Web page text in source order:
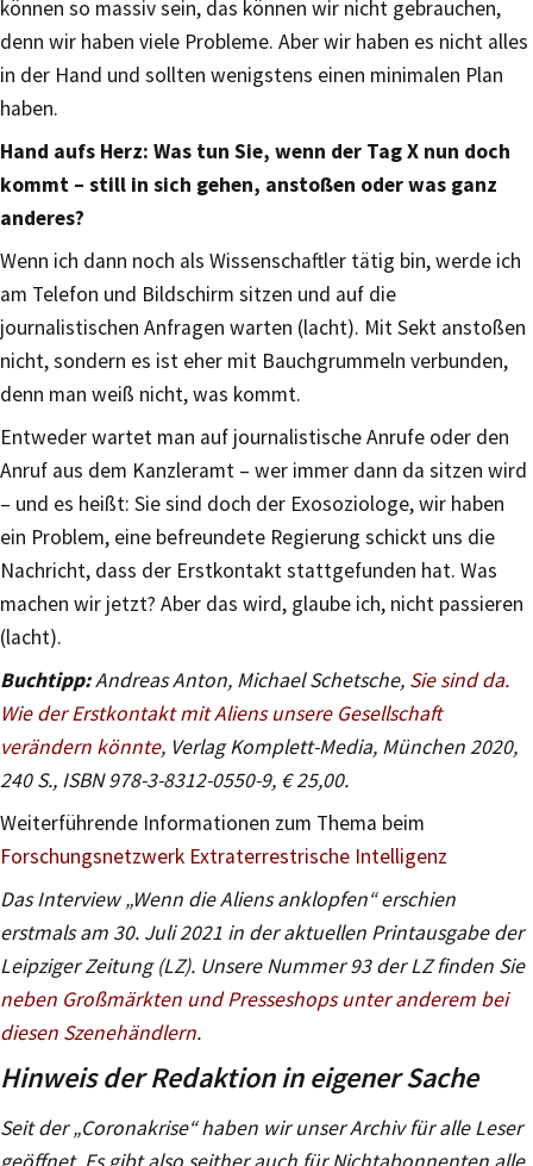
können so massiv sein, das können wir nicht gebrauchen,
denn wir haben viele Probleme. Aber wir haben es nicht alles
in der Hand und sollten wenigstens einen minimalen Plan
haben.
Hand aufs Herz: Was tun Sie, wenn der Tag X nun doch
kommt – still in sich gehen, anstoßen oder was ganz
anderes?
Wenn ich dann noch als Wissenschaftler tätig bin, werde ich
am Telefon und Bildschirm sitzen und auf die
journalistischen Anfragen warten (lacht). Mit Sekt anstoßen
nicht, sondern es ist eher mit Bauchgrummeln verbunden,
denn man weiß nicht, was kommt.
Entweder wartet man auf journalistische Anrufe oder den
Anruf aus dem Kanzleramt – wer immer dann da sitzen wird
– und es heißt: Sie sind doch der Exosoziologe, wir haben
ein Problem, eine befreundete Regierung schickt uns die
Nachricht, dass der Erstkontakt stattgefunden hat. Was
machen wir jetzt? Aber das wird, glaube ich, nicht passieren
(lacht).
Buchtipp:Andreas Anton, Michael Schetsche, Sie sind da.
Wie der Erstkontakt mit Aliens unsere Gesellschaft
verändern könnte, Verlag Komplett-Media, München 2020,
240 S., ISBN 978-3-8312-0550-9, € 25,00.
Weiterführende Informationen zum Thema beim
Forschungsnetzwerk Extraterrestrische Intelligenz
Das Interview „Wenn die Aliens anklopfen“ erschien
erstmals am 30. Juli 2021 in der aktuellen Printausgabe der
Leipziger Zeitung (LZ). Unsere Nummer 93 der LZ finden Sie
neben Großmärkten und Presseshops unter anderem bei
diesen Szenehändlern.
Hinweis der Redaktion in eigener Sache
Seit der „Coronakrise“ haben wir unser Archiv für alle Leser
geöffnet. Es gibt also seither auch für Nichtabonnenten alle